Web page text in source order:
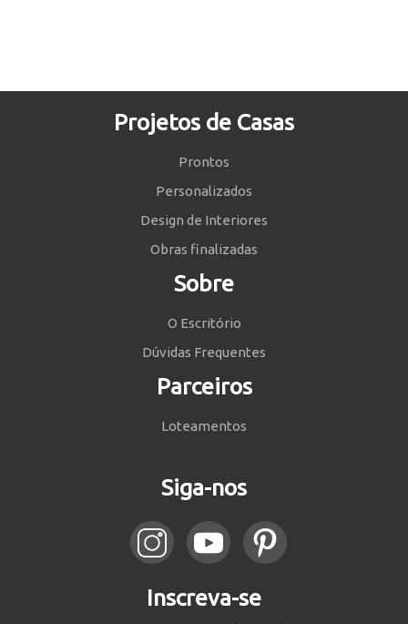
Projetos de Casas
Prontos
Personalizados
Design de Interiores
Obras finalizadas
Sobre
O Escritório
Dúvidas Frequentes
Parceiros
Loteamentos
Siga-nos
Inscreva-se